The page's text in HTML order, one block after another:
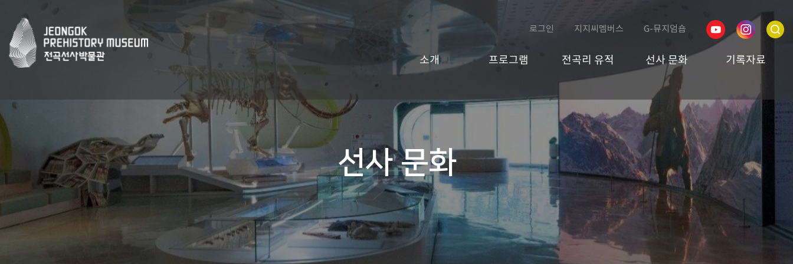
로그인 지지씨멤버스 G-뮤지엄숍
소개 프로그램 전곡리 유적 선사 문화 기록자료
선사 문화